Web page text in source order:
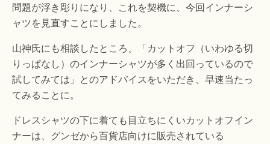
問題が浮き彫りになり、これを契機に、今回インナーシ
ャツを見直すことにしました。
山神氏にも相談したところ、「カットオフ（いわゆる切
りっぱなし）のインナーシャツが多く出回っているので
試してみては」とのアドバイスをいただき、早速当たっ
てみることに。
ドレスシャツの下に着ても目立ちにくいカットオフイン
ナーは、グンゼから百貨店向けに販売されている